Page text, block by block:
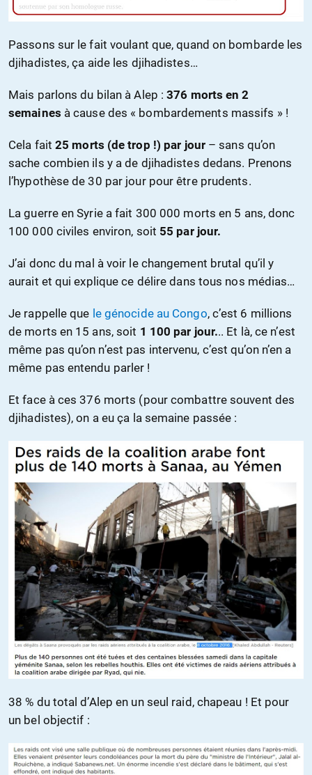
Passons sur le fait voulant que, quand on bombarde les
djihadistes, ça aide les djihadistes…
Mais parlons du bilan à Alep :376 morts en 2
semaines à cause des « bombardements massifs » !
Cela fait 25 morts (de trop !) par jour– sans qu’on
sache combien ils y a de djihadistes dedans. Prenons
l’hypothèse de 30 par jour pour être prudents.
La guerre en Syrie a fait 300 000 morts en 5 ans, donc
100 000 civiles environ, soit 55 par jour.
J’ai donc du mal à voir le changement brutal qu’il y
aurait et qui explique ce délire dans tous nos médias…
Je rappelle que le génocide au Congo, c’est 6 millions
de morts en 15 ans, soit 1 100 par jour... Et là, ce n’est
même pas qu’on n’est pas intervenu, c’est qu’on n’en a
même pas entendu parler !
Et face à ces 376 morts (pour combattre souvent des
djihadistes), on a eu ça la semaine passée :
38 % du total d’Alep en un seul raid, chapeau ! Et pour
un bel objectif :